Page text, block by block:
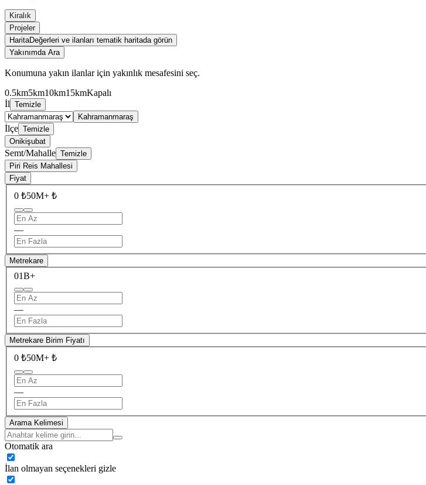
Kiralık
Projeler
HaritaDeğerleri ve ilanları tematik haritada görün
Yakınımda Ara
Konumuna yakın ilanlar için yakınlık mesafesini seç.
0.5km5km10km15kmKapalı
İl Temizle
Kahramanmaraş
İlçe Temizle
Onikişubat
Semt/Mahalle Temizle
Piri Reis Mahallesi
Fiyat
0 ₺50M+ ₺
—
Metrekare
01B+
—
Metrekare Birim Fiyatı
0 ₺50M+ ₺
—
Arama Kelimesi
Otomatik ara
İlan olmayan seçenekleri gizle